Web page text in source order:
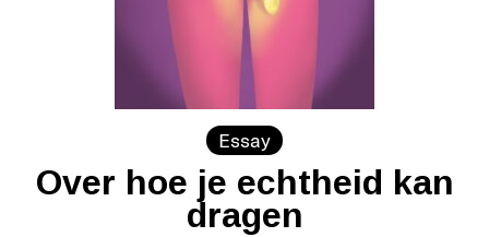
Essay
Over hoe je echtheid kan
dragen